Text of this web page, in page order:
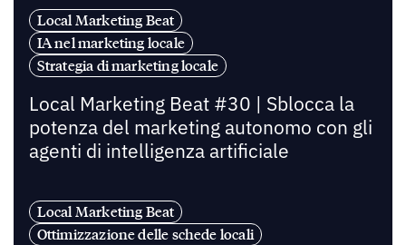
Local Marketing Beat
IA nel marketing locale
Strategia di marketing locale
Local Marketing Beat #30 | Sblocca la
potenza del marketing autonomo con gli
agenti di intelligenza artificiale
Local Marketing Beat
Ottimizzazione delle schede locali